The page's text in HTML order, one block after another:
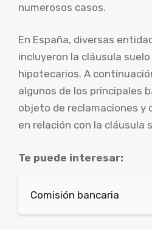
numerosos casos.
En España, diversas
incluyeron la cláusula
hipotecarios. A
algunos de los principales
objeto de reclamaciones y
en relación con la cláusula
Te puede interesar:
Comisión bancaria